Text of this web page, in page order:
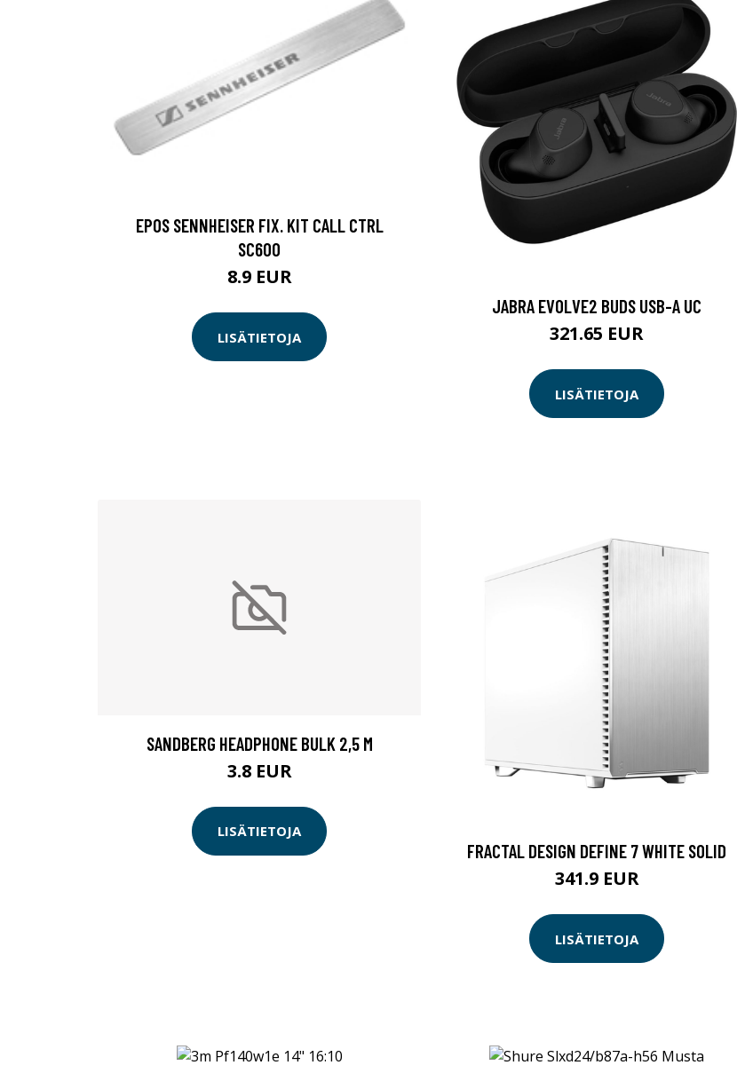
EPOS SENNHEISER FIX. KIT CALL CTRL
SC600
8.9 EUR
LISÄTIETOJA
JABRA EVOLVE2 BUDS USB-A UC
321.65 EUR
LISÄTIETOJA
SANDBERG HEADPHONE BULK 2,5 M
3.8 EUR
LISÄTIETOJA
FRACTAL DESIGN DEFINE 7 WHITE SOLID
341.9 EUR
LISÄTIETOJA